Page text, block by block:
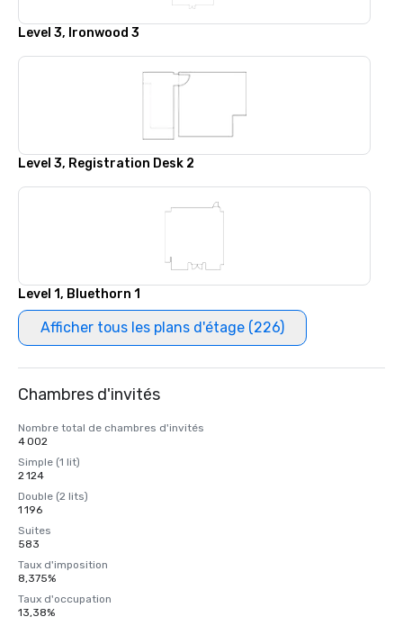
Level 3, Ironwood 3
Level 3, Registration Desk 2
Level 1, Bluethorn 1
Afficher tous les plans d'étage (226)
Chambres d'invités
Nombre total de chambres d'invités
4 002
Simple (1 lit)
2 124
Double (2 lits)
1 196
Suites
583
Taux d'imposition
8,375%
Taux d'occupation
13,38%